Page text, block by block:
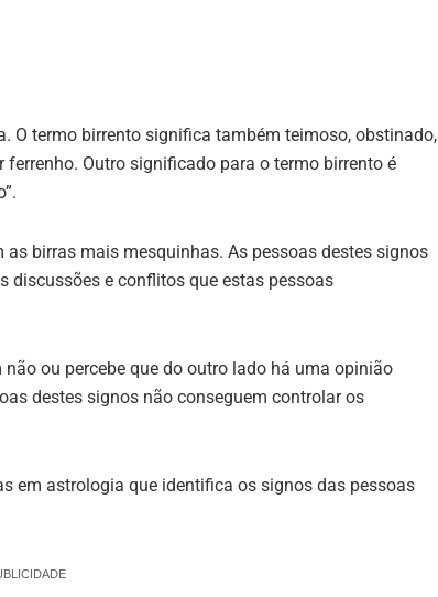
O termo birrento significa também teimoso, obstinado,
Outro significado para o termo birrento é
birras mais mesquinhas. As pessoas destes signos
discussões e conflitos que estas pessoas
ou percebe que do outro lado há uma opinião
destes signos não conseguem controlar os
em astrologia que identifica os signos das pessoas